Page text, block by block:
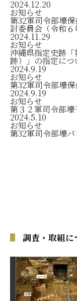
2024.12.20
お知らせ
第32軍司令部壕
討委員会（令和
2024.11.29
お知らせ
沖縄県指定史跡
跡）」の指定につ
2024.9.19
お知らせ
第32軍司令部壕
2024.9.19
お知らせ
第３２軍司令部
2024.5.10
お知らせ
第32軍司令部壕
調査・取組に